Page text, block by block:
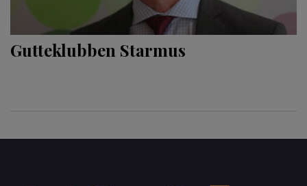
Gutteklubben Starmus